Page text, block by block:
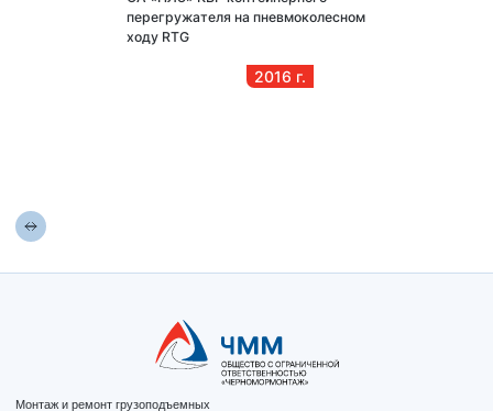
перегружателя на пневмоколесном
ходу RTG
2016 г.
Монтаж и ремонт грузоподъемных